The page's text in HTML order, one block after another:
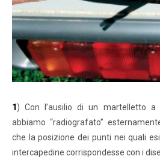
1) Con l’ausilio di un martelletto
abbiamo “radiografato”
che la posizione dei punti nei quali
intercapedine corrispondesse con i